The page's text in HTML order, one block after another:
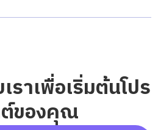
ราเพื่อเริ่มต้นโปร
ต์ของคุณ